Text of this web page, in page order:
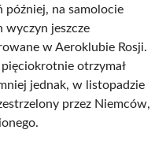
później, na samolocie
wyczyn jeszcze
w Aeroklubie Rosji.
otrzymał
jednak, w listopadzie
przez Niemców,